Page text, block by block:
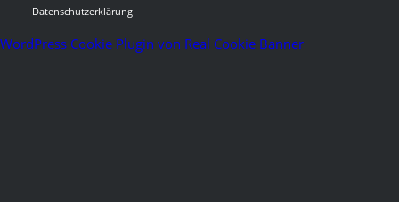
Datenschutzerklärung
WordPress Cookie Plugin von Real Cookie Banner